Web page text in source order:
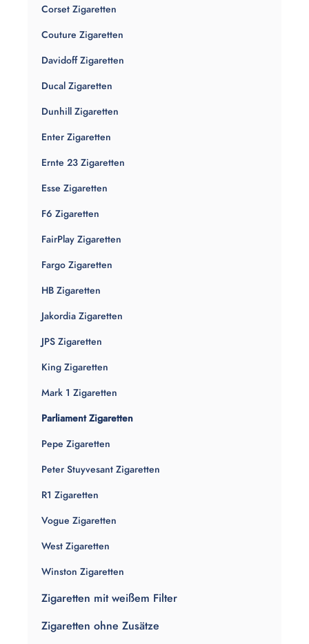
Corset Zigaretten
Couture Zigaretten
Davidoff Zigaretten
Ducal Zigaretten
Dunhill Zigaretten
Enter Zigaretten
Ernte 23 Zigaretten
Esse Zigaretten
F6 Zigaretten
FairPlay Zigaretten
Fargo Zigaretten
HB Zigaretten
Jakordia Zigaretten
JPS Zigaretten
King Zigaretten
Mark 1 Zigaretten
Parliament Zigaretten
Pepe Zigaretten
Peter Stuyvesant Zigaretten
R1 Zigaretten
Vogue Zigaretten
West Zigaretten
Winston Zigaretten
Zigaretten mit weißem Filter
Zigaretten ohne Zusätze